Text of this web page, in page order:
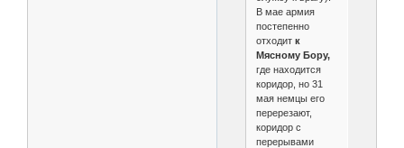
В мае армия
постепенно
отходит к
Мясному Бору,
где находится
коридор, но 31
мая немцы его
перерезают,
коридор с
перерывами